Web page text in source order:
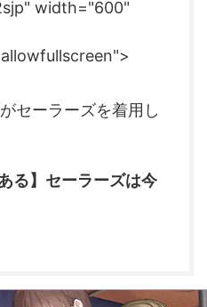
width="600"
セーラーズを着用し
る】セーラーズは今